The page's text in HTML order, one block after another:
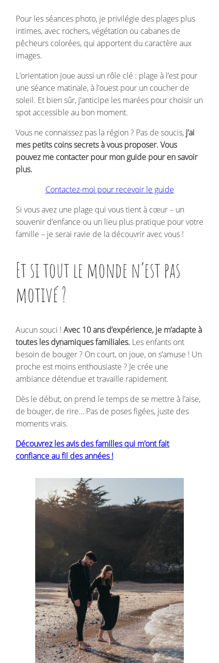
Pour les séances photo, je privilégie des plages plus
intimes, avec rochers, végétation ou cabanes de
pêcheurs colorées, qui apportent du caractère aux
images.
L’orientation joue aussi un rôle clé : plage à l’est pour
une séance matinale, à l’ouest pour un coucher de
soleil. Et bien sûr, j’anticipe les marées pour choisir un
spot accessible au bon moment.
Vous ne connaissez pas la région ? Pas de soucis, j’ai
mes petits coins secrets à vous proposer. Vous
pouvez me contacter pour mon guide pour en savoir
plus.
Contactez-moi pour recevoir le guide
Si vous avez une plage qui vous tient à cœur – un
souvenir d’enfance ou un lieu plus pratique pour votre
famille – je serai ravie de la découvrir avec vous !
Et si tout le monde n’est pas
motivé ?
Aucun souci ! Avec 10 ans d’expérience, je m’adapte à
toutes les dynamiques familiales. Les enfants ont
besoin de bouger ? On court, on joue, on s’amuse ! Un
proche est moins enthousiaste ? Je crée une
ambiance détendue et travaille rapidement.
Dès le début, on prend le temps de se mettre à l’aise,
de bouger, de rire… Pas de poses figées, juste des
moments vrais.
Découvrez les avis des familles qui m’ont fait
confiance au fil des années !